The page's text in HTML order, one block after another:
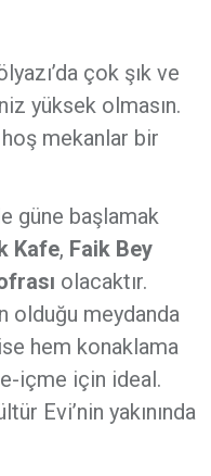
çok şık ve
yüksek olmasın.
hoş mekanlar bir
güne başlamak
Kafe, Faik Bey
olacaktır.
olduğu meydanda
hem konaklama
içme için ideal.
Evi’nin yakınında